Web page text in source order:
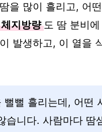
을 많이 흘리고, 어
체지방량 도 땀 분비
발생하고, 이 열을
뻘 흘리는데, 어떤
습니다. 사람마다 땀